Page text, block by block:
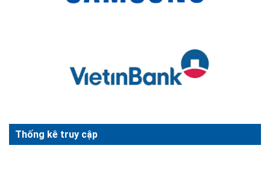
Thống kê truy cập